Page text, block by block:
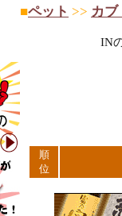
■ペット >> カブ
IN
順
位